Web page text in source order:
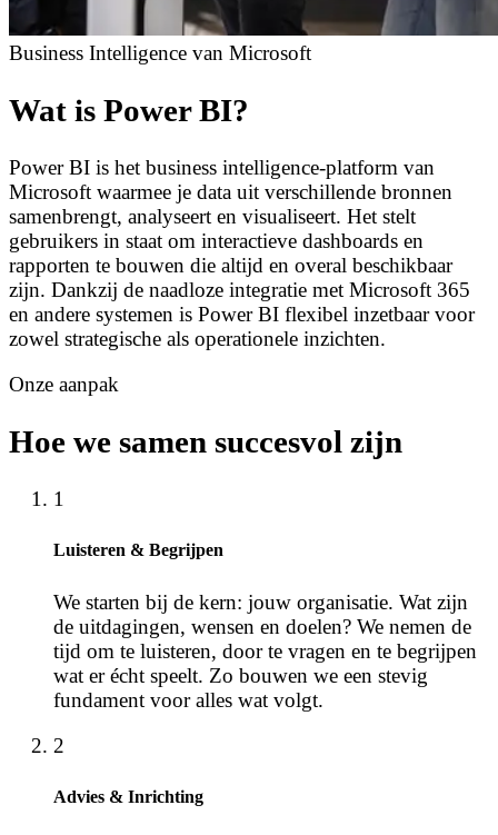
Business Intelligence van Microsoft
Wat is Power BI?
Power BI is het business intelligence-platform van
Microsoft waarmee je data uit verschillende bronnen
samenbrengt, analyseert en visualiseert. Het stelt
gebruikers in staat om interactieve dashboards en
rapporten te bouwen die altijd en overal beschikbaar
zijn. Dankzij de naadloze integratie met Microsoft 365
en andere systemen is Power BI flexibel inzetbaar voor
zowel strategische als operationele inzichten.
Onze aanpak
Hoe we samen succesvol zijn
1
Luisteren & Begrijpen
We starten bij de kern: jouw organisatie. Wat zijn
de uitdagingen, wensen en doelen? We nemen de
tijd om te luisteren, door te vragen en te begrijpen
wat er écht speelt. Zo bouwen we een stevig
fundament voor alles wat volgt.
2
Advies & Inrichting